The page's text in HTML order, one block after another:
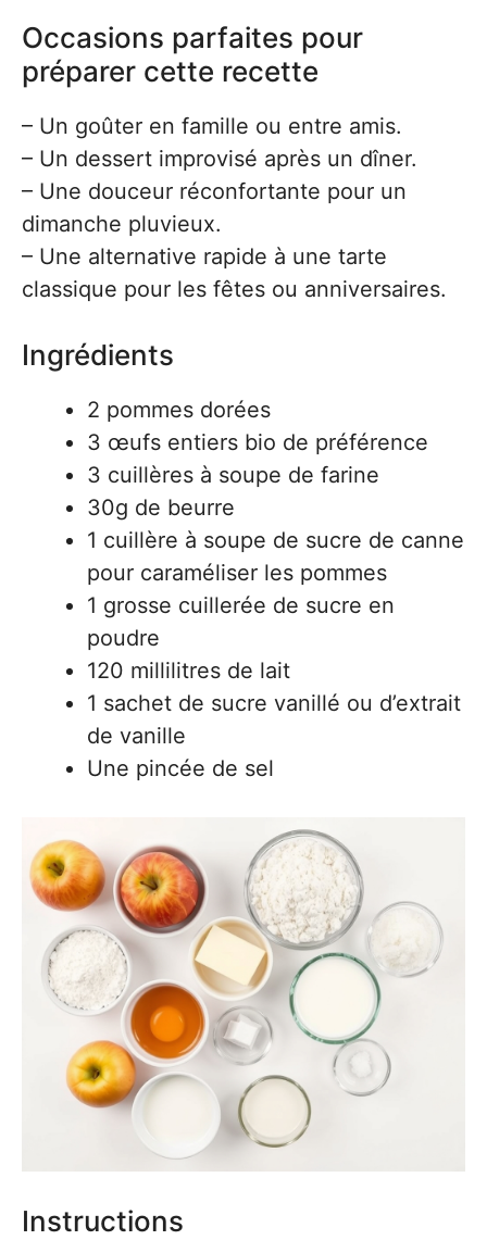
Occasions parfaites pour
préparer cette recette
– Un goûter en famille ou entre amis.
– Un dessert improvisé après un dîner.
– Une douceur réconfortante pour un
dimanche pluvieux.
– Une alternative rapide à une tarte
classique pour les fêtes ou anniversaires.
Ingrédients
2 pommes dorées
3 œufs entiers bio de préférence
3 cuillères à soupe de farine
30g de beurre
1 cuillère à soupe de sucre de canne
pour caraméliser les pommes
1 grosse cuillerée de sucre en
poudre
120 millilitres de lait
1 sachet de sucre vanillé ou d’extrait
de vanille
Une pincée de sel
Instructions